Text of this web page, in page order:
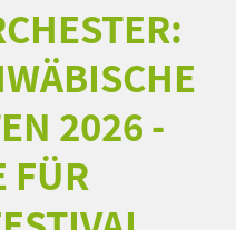
2026 -
FÜR